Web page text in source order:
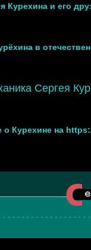
Курехина и его
в
Сергея
о Курехине на